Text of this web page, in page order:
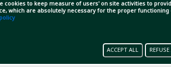
cookies to keep measure of users' on site activities to
which are absolutely necessary for the proper
ACCEPT ALL
সন্দেহভাজন একদল ডাকাতের পিটুনিতে মারা
মৃত্যুতে উগান্ডাজুড়ে শোকের ছায়া নেমে